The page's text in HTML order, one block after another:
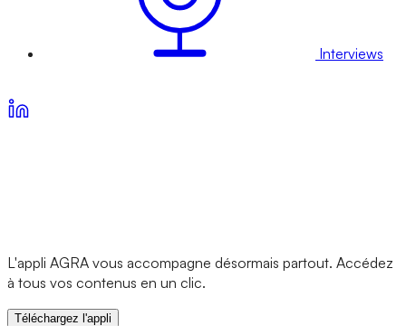
Interviews
L'appli AGRA vous accompagne désormais partout. Accédez
à tous vos contenus en un clic.
Téléchargez l'appli